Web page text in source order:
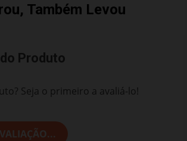
Também Levou
Produto
Seja o primeiro a avaliá-lo!